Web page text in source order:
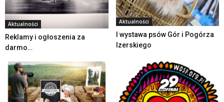
Aktualności
Reklamy i ogłoszenia za
darmo…
Aktualności
I wystawa psów Gór i Pogórza
Izerskiego